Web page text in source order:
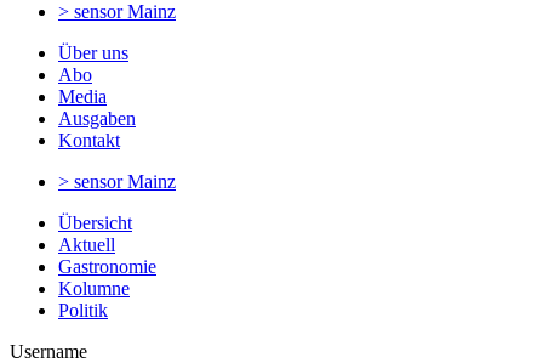
> sensorMainz
Über uns
Abo
Media
Ausgaben
Kontakt
> sensorMainz
Übersicht
Aktuell
Gastronomie
Kolumne
Politik
Username